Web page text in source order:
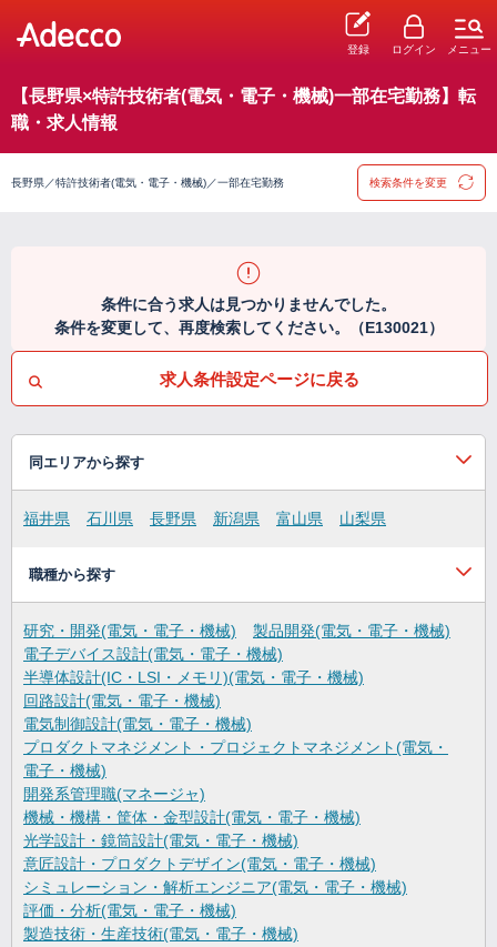
登録 ログイン メニュー
【長野県×特許技術者(電気・電子・機械)一部在宅勤務】転
職・求人情報
長野県／特許技術者(電気・電子・機械)／一部在宅勤務 検索条件を変更
条件に合う求人は見つかりませんでした。
条件を変更して、再度検索してください。（E130021）
求人条件設定ページに戻る
同エリアから探す
福井県 石川県 長野県 新潟県 富山県 山梨県
職種から探す
研究・開発(電気・電子・機械)
製品開発(電気・電子・機械)
電子デバイス設計(電気・電子・機械)
半導体設計(IC・LSI・メモリ)(電気・電子・機械)
回路設計(電気・電子・機械)
電気制御設計(電気・電子・機械)
プロダクトマネジメント・プロジェクトマネジメント(電気・
電子・機械)
開発系管理職(マネージャ)
機械・機構・筐体・金型設計(電気・電子・機械)
光学設計・鏡筒設計(電気・電子・機械)
意匠設計・プロダクトデザイン(電気・電子・機械)
シミュレーション・解析エンジニア(電気・電子・機械)
評価・分析(電気・電子・機械)
製造技術・生産技術(電気・電子・機械)